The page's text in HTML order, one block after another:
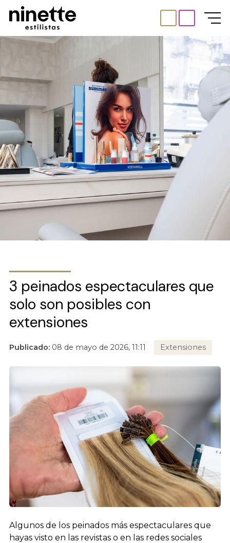
3 peinados espectaculares que
solo son posibles con
extensiones
Publicado: 08 de mayo de 2026, 11:11 Extensiones
Algunos de los peinados más espectaculares que
hayas visto en las revistas o en las redes sociales